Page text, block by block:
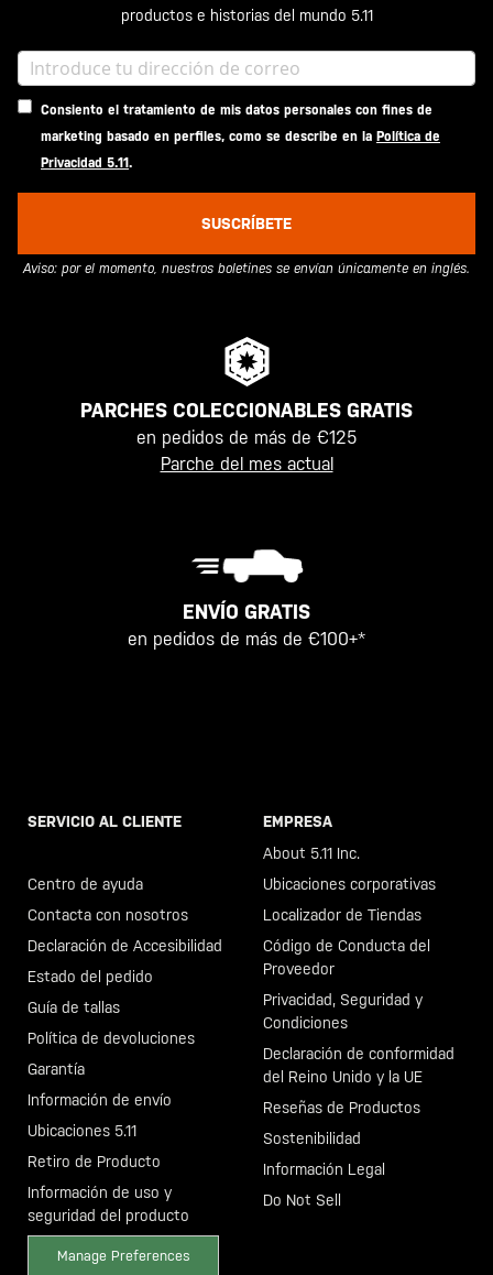
productos e historias del mundo 5.11
Consiento el tratamiento de mis datos personales con fines de
marketing basado en perfiles, como se describe en la Política de
Privacidad 5.11.
SUSCRÍBETE
Aviso: por el momento, nuestros boletines se envían únicamente en inglés.
PARCHES COLECCIONABLES GRATIS
en pedidos de más de €125
Parche del mes actual
ENVÍO GRATIS
en pedidos de más de €100+*
SERVICIO AL CLIENTE
Centro de ayuda
Contacta con nosotros
Declaración de Accesibilidad
Estado del pedido
Guía de tallas
Política de devoluciones
Garantía
Información de envío
Ubicaciones 5.11
Retiro de Producto
Información de uso y
seguridad del producto
Manage Preferences
EMPRESA
About 5.11 Inc.
Ubicaciones corporativas
Localizador de Tiendas
Código de Conducta del
Proveedor
Privacidad, Seguridad y
Condiciones
Declaración de conformidad
del Reino Unido y la UE
Reseñas de Productos
Sostenibilidad
Información Legal
Do Not Sell